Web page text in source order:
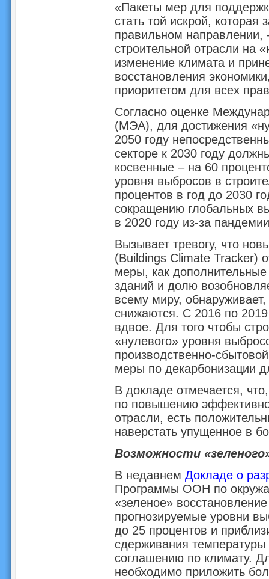
«Пакеты мер для
стать той искрой, которая
правильном
строительной отрасли на
изменение климата и
восстановления
приоритетом для всех
Согласно оценке
(МЭА), для достижения
2050 году
секторе к 2030 году
косвенные – на 60
уровня выбросов в
процентов в год до 2030
сокращению глобальных
в 2020 году из-за
Вызывает тревогу, что
(Buildings Climate Tracker)
меры, как
зданий и долю
всему миру,
снижаются. С 2016 по
вдвое. Для того чтобы
«нулевого» уровня
производственно-
меры по декарбонизации
В докладе отмечается,
по повышению
отрасли, есть
наверстать упущенное в
Возможности
В недавнем Докладе о
Программы ООН по
«зеленое»
прогнозируемые уровни
до 25 процентов и
сдерживания
соглашению по климату.
необходимо приложить